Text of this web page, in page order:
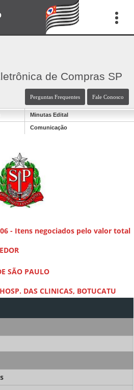
de Compras SP
Perguntas Frequentes Fale Conosco
Minutas Edital
Comunicação
- Itens negociados pelo valor total
SÃO PAULO
DAS CLINICAS, BOTUCATU